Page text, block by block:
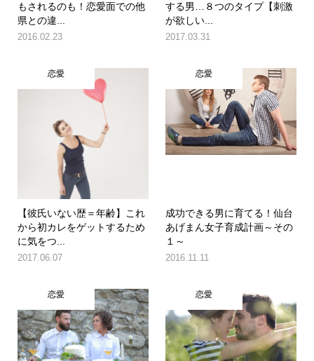
もされるのも！恋愛面での他
県との違...
2016.02.23
する男…８つのタイプ【刺激
が欲しい...
2017.03.31
恋愛
【彼氏いない歴＝年齢】これ
から初カレをゲットするため
に気をつ...
2017.06.07
恋愛
成功できる男に育てる！仙台
あげまん女子育成計画～その
１～
2016.11.11
恋愛 恋愛